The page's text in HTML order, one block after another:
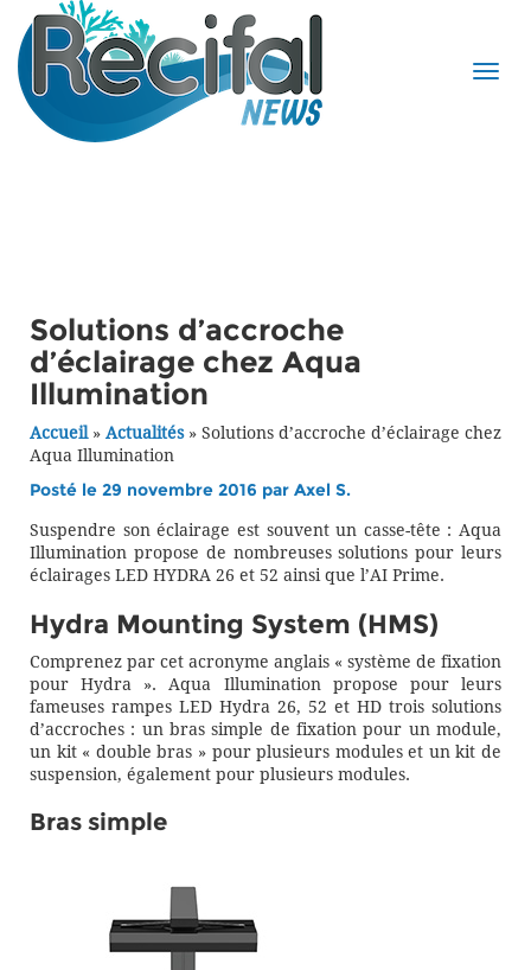
Solutions d’accroche
d’éclairage chez Aqua
Illumination
Accueil» Actualités» Solutions d’accroche d’éclairage chez
Aqua Illumination
Posté le 29 novembre 2016 par Axel S.
Suspendre son éclairage est souvent un casse-tête : Aqua
Illumination propose de nombreuses solutions pour leurs
éclairages LED HYDRA 26 et 52 ainsi que l’AI Prime.
Hydra Mounting System (HMS)
Comprenez par cet acronyme anglais « système de fixation
pour Hydra ». Aqua Illumination propose pour leurs
fameuses rampes LED Hydra 26, 52 et HD trois solutions
d’accroches : un bras simple de fixation pour un module,
un kit « double bras » pour plusieurs modules et un kit de
suspension, également pour plusieurs modules.
Bras simple